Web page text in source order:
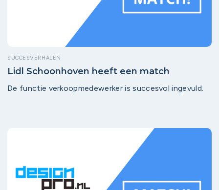
SUCCESVERHALEN
Lidl Schoonhoven heeft een match
De functie verkoopmedewerker is succesvol ingevuld.